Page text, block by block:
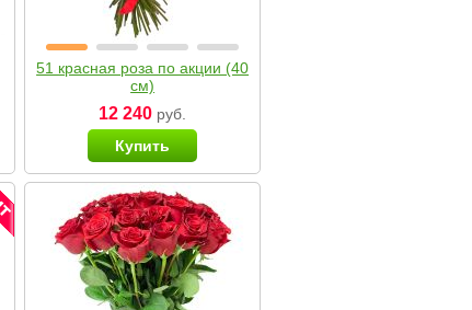
51 красная роза по акции (40
см)
12 240 руб.
Купить